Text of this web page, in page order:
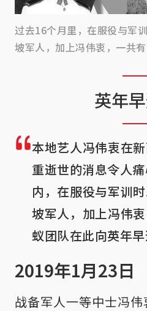
过去16个月里，在服役与军
坡军人，加上冯伟衷，一共有
英年早
本地艺人冯伟衷在
重逝世的消息令人
内，在服役与军训
坡军人，加上冯伟
蚁团队在此向英年早
2019年1月23日
战备军人一等中士冯